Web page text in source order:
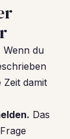
Wenn du
Zeit damit
Das